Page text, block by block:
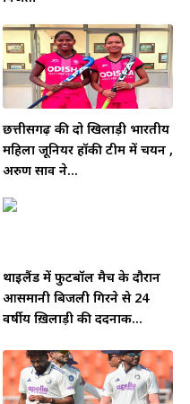
छत्तीसगढ़ की दो खिलाड़ी भारतीय
महिला जूनियर हॉकी टीम में चयन ,
अरुण साव ने...
थाईलैंड में फुटबॉल मैच के दौरान
आसमानी बिजली गिरने से 24
वर्षीय ख़िलाड़ी की दर्दनाक...